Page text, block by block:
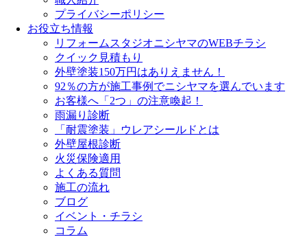
プライバシーポリシー
お役立ち情報
リフォームスタジオニシヤマのWEBチラシ
クイック見積もり
外壁塗装150万円はありえません！
92％の方が施工事例でニシヤマを選んでいます
お客様へ「2つ」の注意喚起！
雨漏り診断
「耐震塗装」ウレアシールドとは
外壁屋根診断
火災保険適用
よくある質問
施工の流れ
ブログ
イベント・チラシ
コラム